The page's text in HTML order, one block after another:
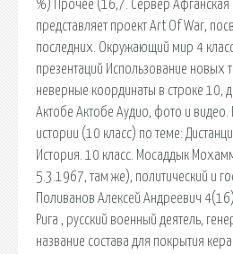
%) Прочее (16,7. Сервер
представляет проект Art Of War,
последних. Окружающий мир 4
презентаций Использование новых
неверные координаты в строке 10,
Актобе Актобе Аудио, фото и видео.
истории (10 класс) по теме:
История. 10 класс. Мосаддык
5.3.1967, там же), политический и
Поливанов Алексей Андреевич
Рига , русский военный деятель,
название состава для покрытия